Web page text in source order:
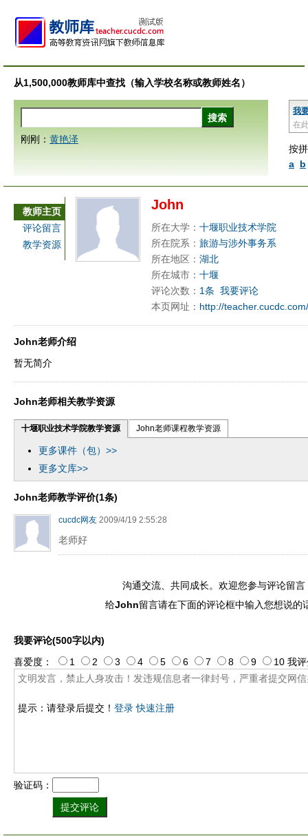
从1,500,000教师库中查找（输入学校名称或教师姓名）
我
在
按
a b
刚刚： 黄艳泽
教师主页
评论留言
教学资源
John
所在大学： 十堰职业技术学院
所在院系： 旅游与涉外事务系
所在地区： 湖北
所在城市： 十堰
评论次数： 1条 我要评论
本页网址： http://
John老师介绍
暂无简介
John老师相关教学资源
十堰职业技术学院教学资源 John老师课程教学资源
更多课件（包）>>
更多文库>>
John老师教学评价(1条)
cucdc网友 2009/4/19 2:55:28
老师好
沟通交流、共同成长。欢迎您参与评论留言
给John留言请在下面的评论框中输入您想说的
我要评论(500字以内)
提示：请登录后提交！ 登录 快速注册
喜爱度： 1 2 3 4 5 6 7 8 9 10 我评
验证码：